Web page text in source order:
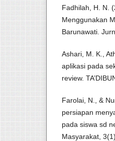
Fadhilah, H. N.
Menggunakan
Barunawati.
Ashari, M. K.,
aplikasi pada
review.
Farolai, N., &
persiapan
pada siswa sd
Masyarakat,